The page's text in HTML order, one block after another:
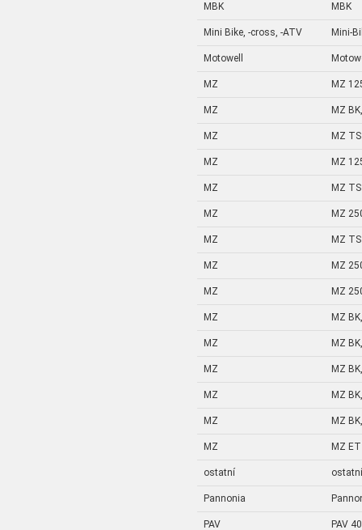
MBK MBK
Mini Bike, -cross, -ATV Mini-
Motowell
MZ MZ
MZ MZ
MZ MZ
MZ MZ
MZ MZ
MZ MZ
MZ MZ
MZ MZ
MZ MZ
MZ MZ
MZ MZ
MZ MZ
MZ MZ
MZ MZ
MZ MZ
ostatní ostatní
Pannonia
PAV PAV 40